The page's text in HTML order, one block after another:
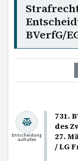
BVerfG/
731.
des
27.
/ LG
Entscheidung
aufrufen